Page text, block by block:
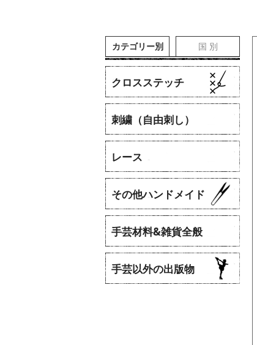
カテゴリー別 国 別
クロスステッチ
刺繍（自由刺し）
レース
​その他ハンドメイド
手芸材料&雑貨全般
手芸以外の出版物